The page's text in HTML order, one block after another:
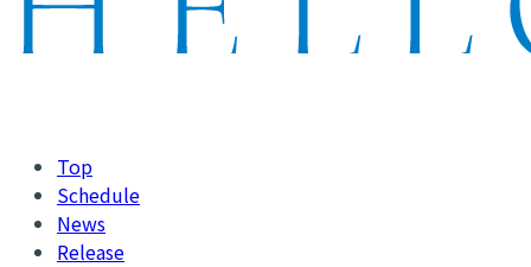
Top
Schedule
News
Release